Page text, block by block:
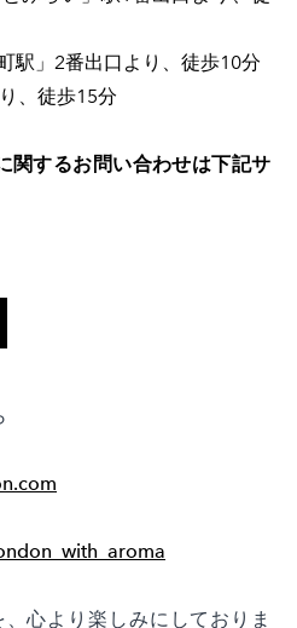
駅」2番出口より、徒歩10分
、徒歩15分
関するお問い合わせは下記サ
心より楽しみにしておりま